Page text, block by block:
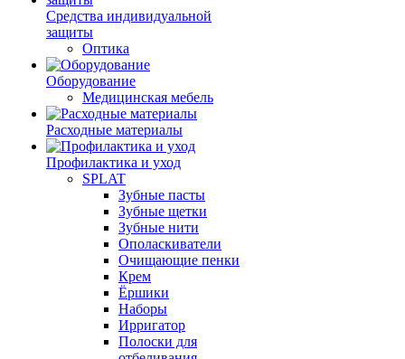
Средства индивидуальной
защиты
Оптика
Оборудование
Медицинская мебель
Расходные материалы
Профилактика и уход
SPLAT
Зубные пасты
Зубные щетки
Зубные нити
Ополаскиватели
Очищающие пенки
Крем
Ёршики
Наборы
Ирригатор
Полоски для